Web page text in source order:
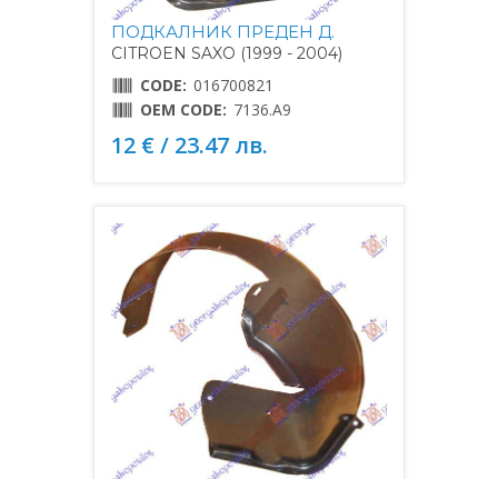
ПОДКАЛНИК ПРЕДЕН Д.
CITROEN SAXO (1999 - 2004)
CODE: 016700821
OEM CODE: 7136.A9
12 € / 23.47 лв.